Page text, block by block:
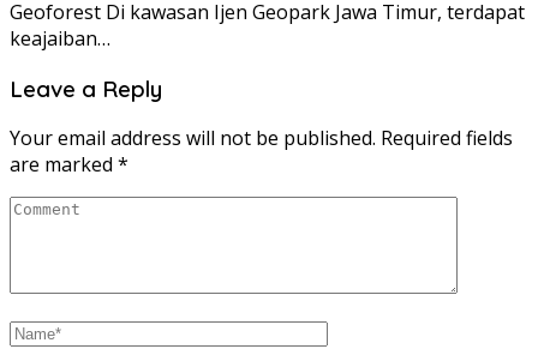
Geoforest Di kawasan Ijen Geopark Jawa Timur, terdapat
keajaiban…
Leave a Reply
Your email address will not be published. Required fields
are marked *